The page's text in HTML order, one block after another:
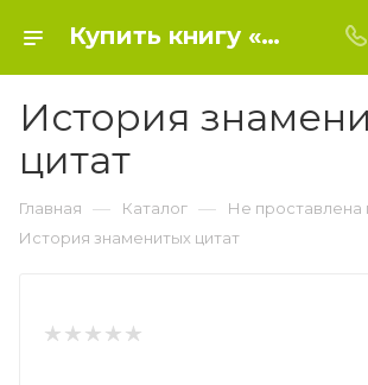
Купить книгу «История знаменитых цитат» 2018, Душенко - Не проставлена группа
История
цитат
Главная — Каталог — Не проставлена
История знаменитых цитат